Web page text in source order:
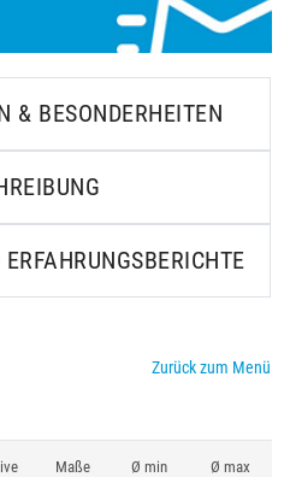
& BESONDERHEITEN
Zurück zum Menü
Maße
Ø min
Ø max